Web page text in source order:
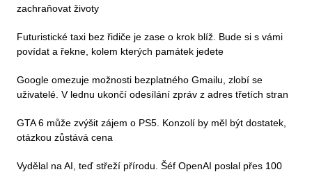
zachraňovat životy
Futuristické taxi bez řidiče je zase o krok blíž. Bude si s vámi
povídat a řekne, kolem kterých památek jedete
Google omezuje možnosti bezplatného Gmailu, zlobí se
uživatelé. V lednu ukončí odesílání zpráv z adres třetích stran
GTA 6 může zvýšit zájem o PS5. Konzolí by měl být dostatek,
otázkou zůstává cena
Vydělal na AI, teď střeží přírodu. Šéf OpenAI poslal přes 100